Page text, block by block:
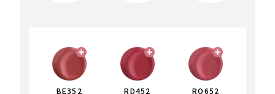
BE352 RD452 RO652